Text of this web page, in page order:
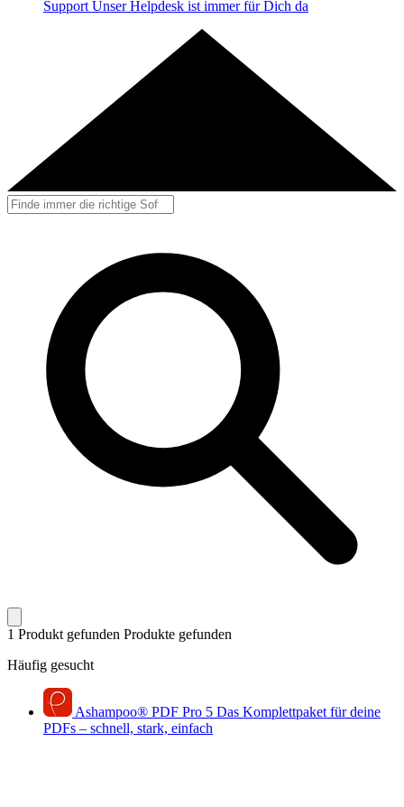
Support Unser Helpdesk ist immer für Dich da
1 Produkt gefunden Produkte gefunden
Häufig gesucht
Ashampoo® PDF Pro 5 Das Komplettpaket für deine
PDFs – schnell, stark, einfach